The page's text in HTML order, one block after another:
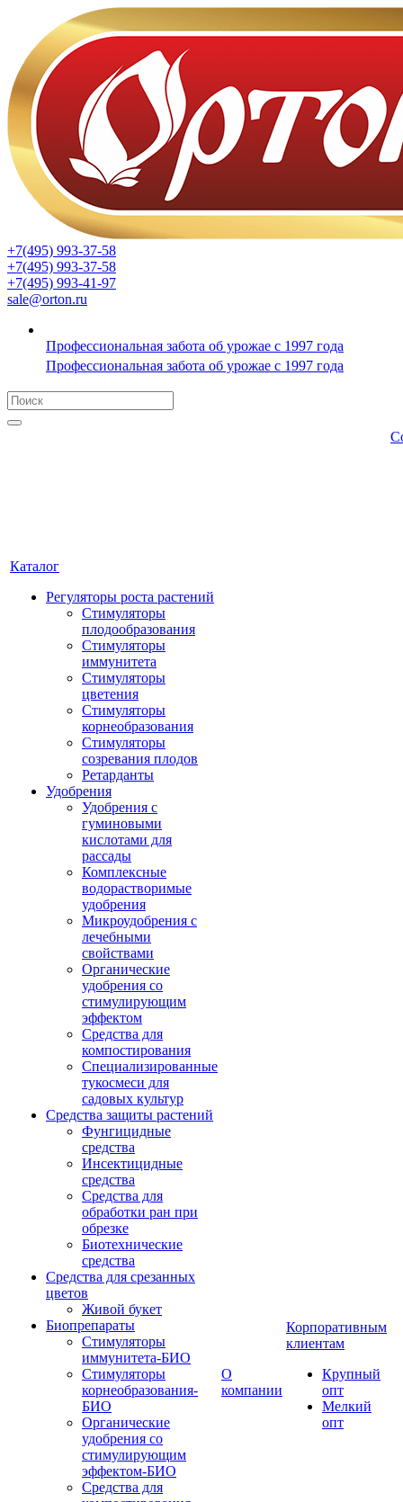
+7(495) 993-37-58
+7(495) 993-37-58
+7(495) 993-41-97
sale@orton.ru
Профессиональная забота об урожае с 1997 года
Профессиональная забота об урожае с 1997 года
Каталог
Регуляторы роста растений
Стимуляторы
плодообразования
Стимуляторы
иммунитета
Стимуляторы
цветения
Стимуляторы
корнеобразования
Стимуляторы
созревания плодов
Ретарданты
Удобрения
Удобрения с
гуминовыми
кислотами для
рассады
Комплексные
водорастворимые
удобрения
Микроудобрения с
лечебными
свойствами
Органические
удобрения со
стимулирующим
эффектом
Средства для
компостирования
Специализированные
тукосмеси для
садовых культур
Средства защиты растений
Фунгицидные
средства
Инсектицидные
средства
Средства для
обработки ран при
обрезке
Биотехнические
средства
Средства для срезанных
цветов
Живой букет
Биопрепараты
Стимуляторы
иммунитета-БИО
Стимуляторы
корнеобразования-
БИО
Органические
удобрения со
стимулирующим
эффектом-БИО
Средства для
О
компании
Корпоративным
клиентам
Крупный
опт
Мелкий
опт